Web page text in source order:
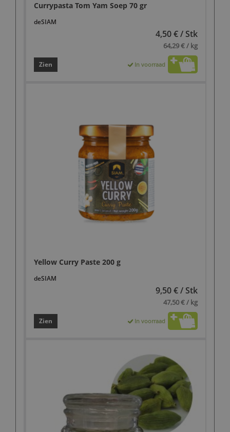
Currypasta Tom Yam Soep 70 gr
deSIAM
4,50 € / Stk
64,29 € / kg
Zien In voorraad
Yellow Curry Paste 200 g
deSIAM
9,50 € / Stk
47,50 € / kg
Zien In voorraad